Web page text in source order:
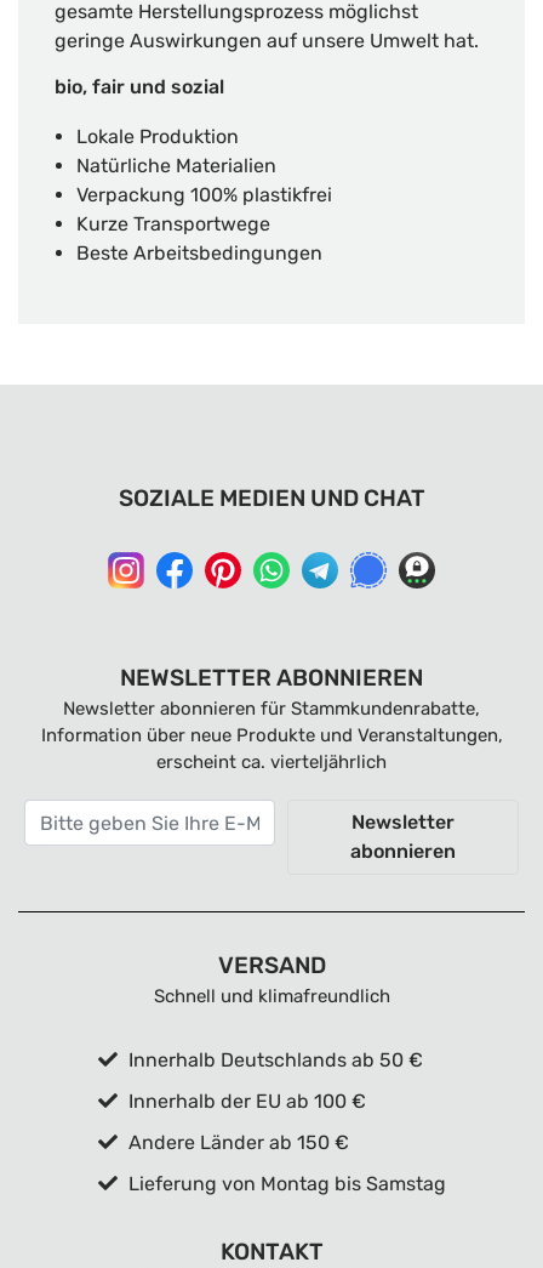
gesamte Herstellungsprozess möglichst
geringe Auswirkungen auf unsere Umwelt hat.
bio, fair und sozial
Lokale Produktion
Natürliche Materialien
Verpackung 100% plastikfrei
Kurze Transportwege
Beste Arbeitsbedingungen
SOZIALE MEDIEN UND CHAT
NEWSLETTER ABONNIEREN
Newsletter abonnieren für Stammkundenrabatte,
Information über neue Produkte und Veranstaltungen,
erscheint ca. vierteljährlich
Newsletter
abonnieren
VERSAND
Schnell und klimafreundlich
Innerhalb Deutschlands ab 50 €
Innerhalb der EU ab 100 €
Andere Länder ab 150 €
Lieferung von Montag bis Samstag
KONTAKT